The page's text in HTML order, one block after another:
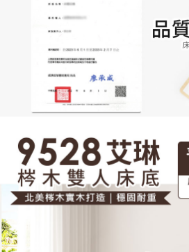
４．使用「AFTEE先享後付」時，將依據個
時審查核予不同之上限額度；若仍有額度不
５．嚴禁一人註冊多個帳號或使用他人資訊註
恩沛科技股份有限公司將有權停止該用戶之使